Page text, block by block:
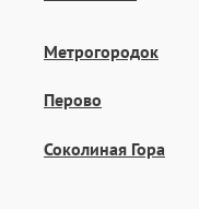
Метрогородок
Перово
Соколиная Гора